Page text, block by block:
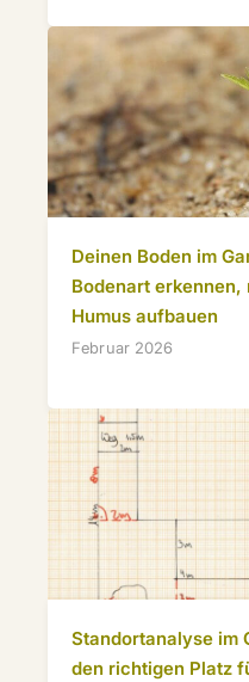
Deinen Boden im
Bodenart
Humus aufbauen
Februar 2026
Standortanalyse im
den richtigen Platz